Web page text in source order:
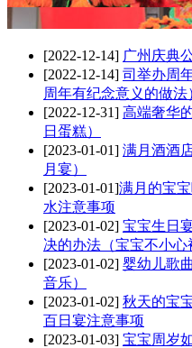
[2022-12-14] 广州庆典
[2022-12-14] 司举办周
周年有纪念意义的做法
[2022-12-31] 高端奢华
日蛋糕）
[2023-01-01] 满月酒酒
月宴）
[2023-01-01]满月的宝
水注意事项
[2023-01-02] 宝宝生日
决的办法（宝宝不小心
[2023-01-02] 婴幼儿歌
音乐）
[2023-01-02] 秋天的宝
百日宴注意事项
[2023-01-03] 宝宝周岁